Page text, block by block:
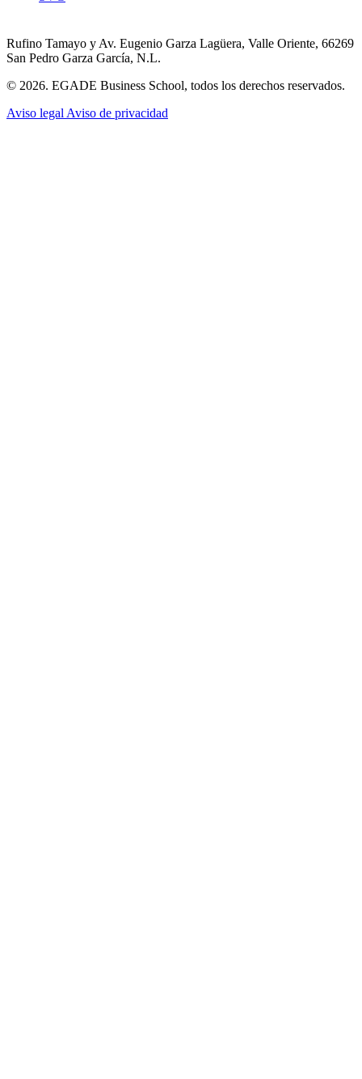
Rufino Tamayo y Av. Eugenio Garza Lagüera, Valle Oriente, 66269
San Pedro Garza García, N.L.
© 2026. EGADE Business School, todos los derechos reservados.
Aviso legal Aviso de privacidad